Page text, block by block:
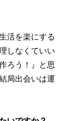
活を楽にする
しなくていい
ろう！』と思
局出会いは運